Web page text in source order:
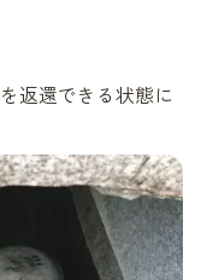
返還できる状態に